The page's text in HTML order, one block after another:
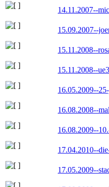
14.11.2007--
15.09.2007--
15.11.2008--
15.11.2008--
16.05.2009--
16.08.2008--
16.08.2009--
17.04.2010--
17.05.2009--